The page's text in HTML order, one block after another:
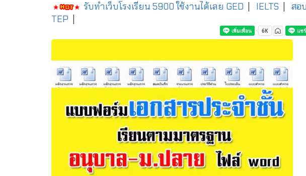
รับทำเว็บโรงเรียน 5900 ใช้งานได้เลย GED IELTS สอ
TEP